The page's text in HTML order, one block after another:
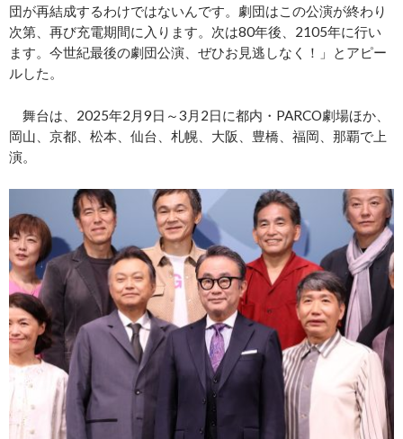
団が再結成するわけではないんです。劇団はこの公演が終わり
次第、再び充電期間に入ります。次は80年後、2105年に行い
ます。今世紀最後の劇団公演、ぜひお見逃しなく！」とアピー
ルした。
舞台は、2025年2月9日～3月2日に都内・PARCO劇場ほか、
岡山、京都、松本、仙台、札幌、大阪、豊橋、福岡、那覇で上
演。